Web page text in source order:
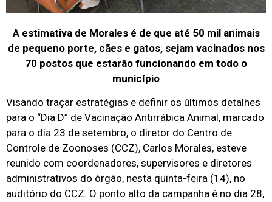
A estimativa de Morales é de que até 50 mil animais
de pequeno porte, cães e gatos, sejam vacinados nos
70 postos que estarão funcionando em todo o
município
Visando traçar estratégias e definir os últimos detalhes
para o “Dia D” de Vacinação Antirrábica Animal, marcado
para o dia 23 de setembro, o diretor do Centro de
Controle de Zoonoses (CCZ), Carlos Morales, esteve
reunido com coordenadores, supervisores e diretores
administrativos do órgão, nesta quinta-feira (14), no
auditório do CCZ. O ponto alto da campanha é no dia 28,